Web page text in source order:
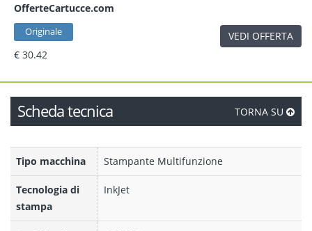
OfferteCartucce.com
Originale
€ 30.42
VEDI OFFERTA
Scheda tecnica TORNA SU
Tipo macchina Stampante Multifunzione
Tecnologia di
stampa
InkJet